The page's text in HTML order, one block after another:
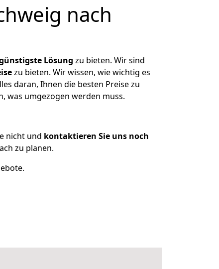
nach
Lösung zu bieten. Wir sind
zu bieten. Wir wissen, wie wichtig es
daran, Ihnen die besten Preise zu
was umgezogen werden muss.
nicht und kontaktieren Sie uns noch
zu planen.